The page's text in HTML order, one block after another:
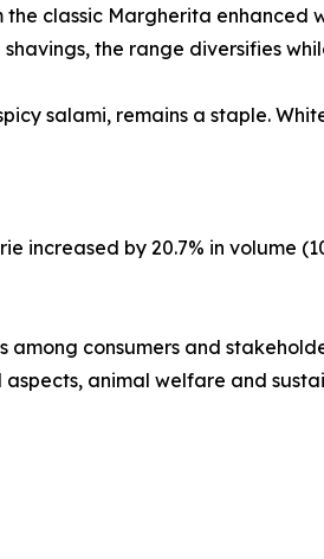
the classic Margherita enhanced
the range diversifies
salami, remains a staple.
increased by 20.7% in volume
among consumers and
animal welfare and